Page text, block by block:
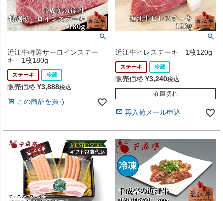
近江牛特選サーロインステー
キ 1枚180g
ステーキ 冷蔵
販売価格 ¥3,888税込
この商品を買う
近江牛ヒレステーキ 1枚120g
ステーキ 冷蔵
販売価格 ¥3,240税込
在庫切れ
再入荷メール申込